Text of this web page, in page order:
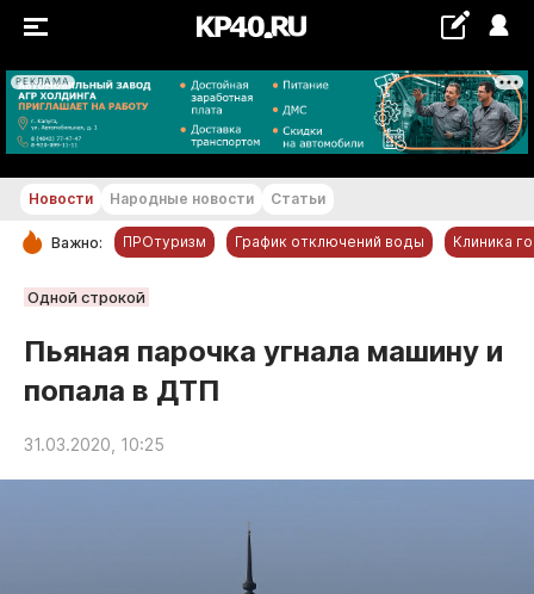
РЕКЛАМА
+26...+27 °С
РУБРИКИ
Новости компаний
Статьи
Народные новости
Авто и транспорт
Новости Народные новости Статьи
Важно: ПРОтуризм График отключений воды Клиника
Одной строкой
Пьяная парочка угнала машину и
попала в ДТП
31.03.2020, 10:25